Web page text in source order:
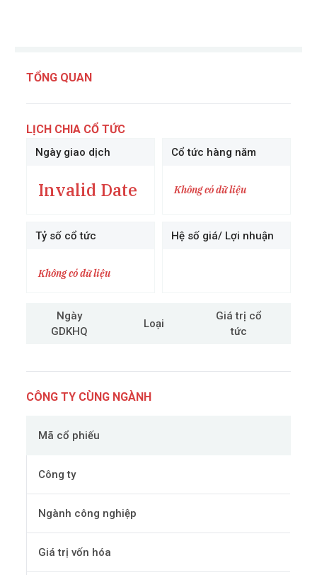
TỔNG QUAN
LỊCH CHIA CỔ TỨC
Ngày giao dịch
Invalid Date
Cổ tức hàng năm
Không có dữ liệu
Tỷ số cổ tức
Không có dữ liệu
Hệ số giá/ Lợi nhuận
Ngày
GDKHQ
Loại
Giá trị cổ
tức
CÔNG TY CÙNG NGÀNH
Mã cổ phiếu
Công ty
Ngành công nghiệp
Giá trị vốn hóa